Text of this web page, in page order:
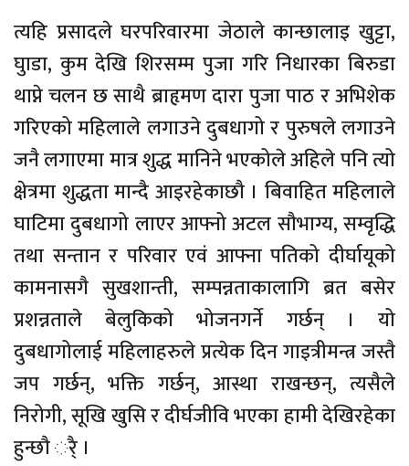
त्यहि प्रसादले घरपरिवारमा जेठाले कान्छालाइ खुट्टा,
घुाडा, कुम देखि शिरसम्म पुजा गरि निधारका बिरुडा
थाप्ने चलन छ साथै ब्राहृमण दारा पुजा पाठ र अभिशेक
गरिएको महिलाले लगाउने दुबधागो र पुरुषले लगाउने
जनै लगाएमा मात्र शुद्ध मानिने भएकोले अहिले पनि त्यो
क्षेत्रमा शुद्धता मान्दै आइरहेकाछौ । बिवाहित महिलाले
घाटिमा दुबधागो लाएर आफ्नो अटल सौभाग्य, सम्वृद्धि
तथा सन्तान र परिवार एवं आफ्ना पतिको दीर्घायूको
कामनासगै सुखशान्ती, सम्पन्नताकालागि ब्रत बसेर
प्रशन्नताले बेलुकिको भोजनगर्ने गर्छन् । यो
दुबधागोलाई महिलाहरुले प्रत्येक दिन गाइत्रीमन्त्र जस्तै
जप गर्छन्, भक्ति गर्छन्, आस्था राखन्छन्, त्यसैले
निरोगी, सूखि खुसि र दीर्घजीवि भएका हामी देखिरहेका
हुन्छौ र्ै ।